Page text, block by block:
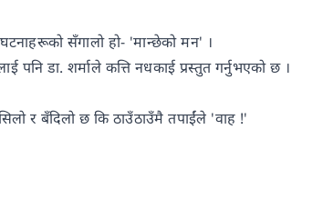
सँगालो हो- 'मान्छेको मन' ।
डा. शर्माले कत्ति नधकाई प्रस्तुत गर्नुभएको छ ।
र बँदिलो छ कि ठाउँठाउँमै तपाईंले 'वाह !'